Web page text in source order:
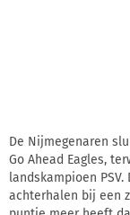
De Nijmegenaren
Go Ahead Eagles,
landskampioen
achterhalen bij een